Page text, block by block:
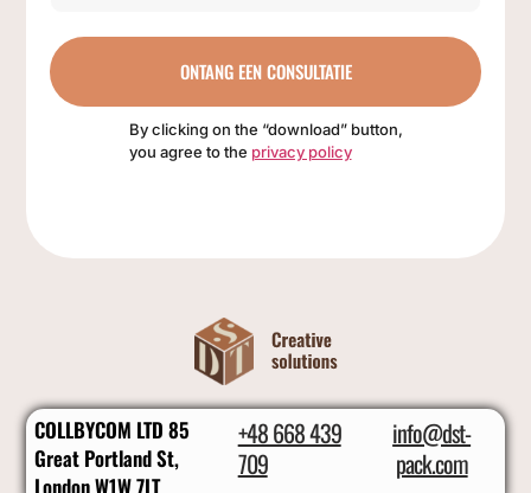
ONTANG EEN CONSULTATIE
By clicking on the “download” button,
you agree to the privacy policy
COLLBYCOM LTD 85
Great Portland St,
London W1W 7LT
+48 668 439
709
info@dst-
pack.com